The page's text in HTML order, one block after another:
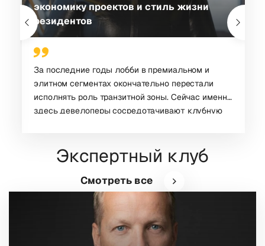
экономику проектов и стиль жизни
резидентов
За последние годы лобби в премиальном и
элитном сегментах окончательно перестали
исполнять роль транзитной зоны. Сейчас именно
здесь девелоперы сосредотачивают клубную
интерьеры общественных пространств.
Экспертный клуб
Смотреть все